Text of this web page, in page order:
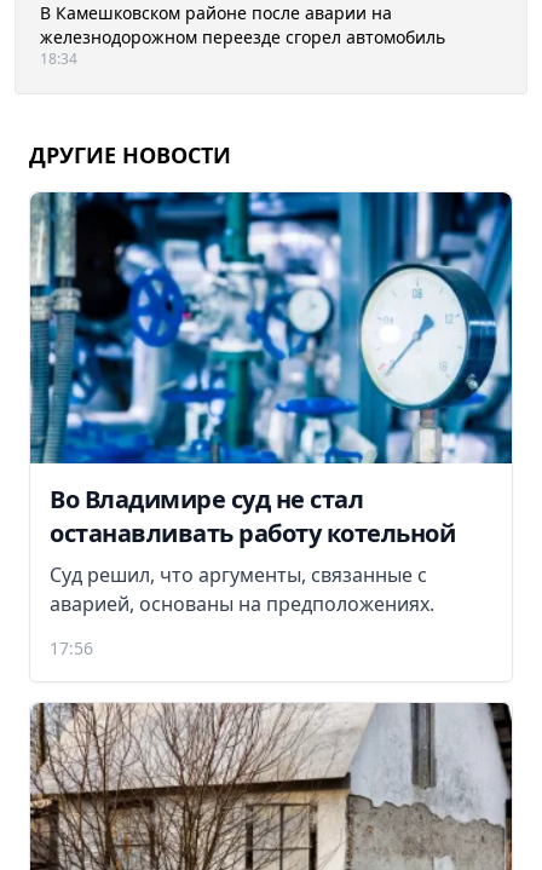
В Камешковском районе после аварии на
железнодорожном переезде сгорел автомобиль
18:34
ДРУГИЕ НОВОСТИ
Во Владимире суд не стал
останавливать работу котельной
Суд решил, что аргументы, связанные с
аварией, основаны на предположениях.
17:56